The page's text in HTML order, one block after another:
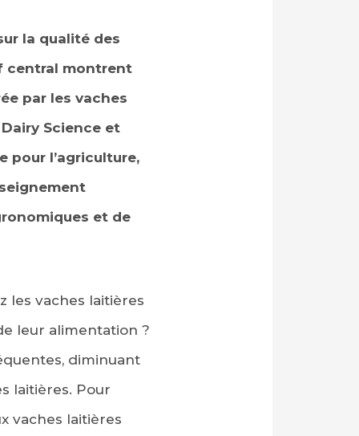
la qualité des
central montrent
par les vaches
Science et
pour l’agriculture,
et de
les vaches laitières
leur alimentation ?
diminuant
laitières. Pour
vaches laitières